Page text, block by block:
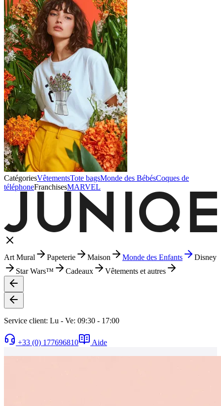
CatégoriesVêtementsTote bagsMonde des BébésCoques de
téléphoneFranchisesMARVEL
Art Mural Papeterie Maison Monde des Enfants
Disney
Star Wars™
Cadeaux Vêtements et autres
Service client: Lu - Ve: 09:30 - 17:00
+33 (0) 177696810 Aide